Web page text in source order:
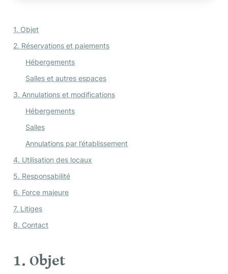
1. Objet
2. Réservations et paiements
Hébergements
Salles et autres espaces
3. Annulations et modifications
Hébergements
Salles
Annulations par l’établissement
4. Utilisation des locaux
5. Responsabilité
6. Force majeure
7. Litiges
8. Contact
1. Objet